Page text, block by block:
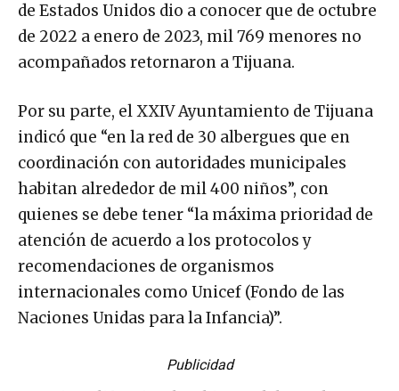
de Estados Unidos dio a conocer que de octubre
de 2022 a enero de 2023, mil 769 menores no
acompañados retornaron a Tijuana.
Por su parte, el XXIV Ayuntamiento de Tijuana
indicó que “en la red de 30 albergues que en
coordinación con autoridades municipales
habitan alrededor de mil 400 niños”, con
quienes se debe tener “la máxima prioridad de
atención de acuerdo a los protocolos y
recomendaciones de organismos
internacionales como Unicef (Fondo de las
Naciones Unidas para la Infancia)”.
Publicidad